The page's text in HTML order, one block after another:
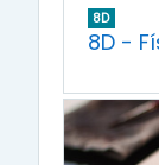
8D
8D -